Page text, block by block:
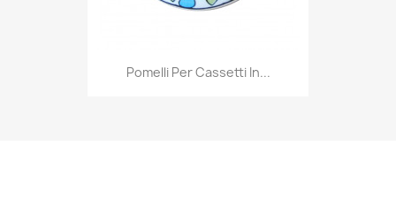
Pomelli Per Cassetti In...